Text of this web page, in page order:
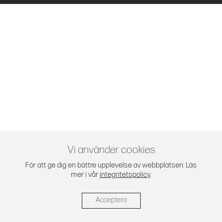
Vi använder cookies
För att ge dig en bättre upplevelse av webbplatsen. Läs
mer i vår integritetspolicy.
Acceptera